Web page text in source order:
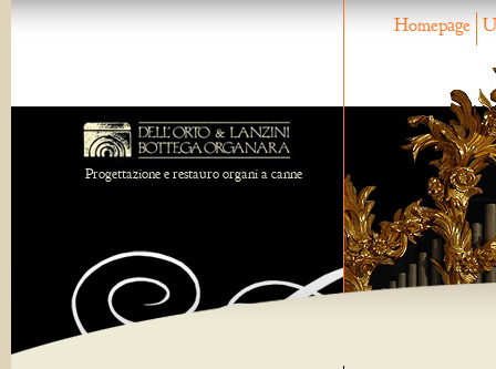
Homepage
Progettazione e restauro organi a canne